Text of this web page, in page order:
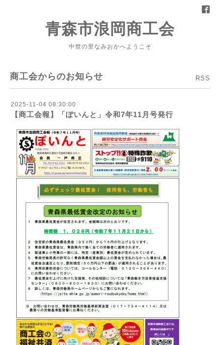
青森市浪岡商工会
中世の里なみおかへようこそ
商工会からのお知らせ RSS
2025-11-04 08:30:00
【商工会報】「ぽいんと」令和7年11月号発行